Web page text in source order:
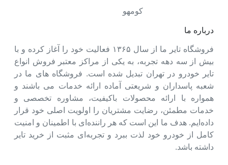
درباره ما
فروشگاه تایر ما از سال ۱۳۶۵ فعالیت خود را آغاز کرده و با
بیش از سه دهه تجربه، به یکی از مراکز معتبر فروش انواع
تایر خودرو در تهران تبدیل شده است. فروشگاه های ما در
شعبه پاسداران و شریعتی آماده ارائه خدمات می باشند و
همواره با ارائه محصولات باکیفیت، مشاوره تخصصی و
خدمات مطمئن، رضایت مشتریان را اولویت اصلی خود قرار
داده‌ایم. هدف ما این است که هر راننده‌ای با اطمینان و امنیت
کامل از خودرو خود لذت ببرد و تجربه‌ای مثبت از خرید تایر
داشته باشد.
کومهو